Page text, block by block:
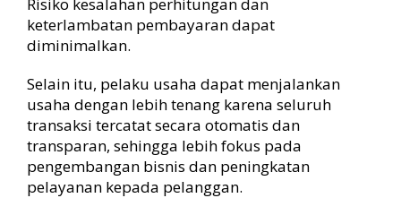
keterlambatan pembayaran dapat
diminimalkan.
Selain itu, pelaku usaha dapat menjalankan
usaha dengan lebih tenang karena seluruh
transaksi tercatat secara otomatis dan
transparan, sehingga lebih fokus pada
pengembangan bisnis dan peningkatan
pelayanan kepada pelanggan.